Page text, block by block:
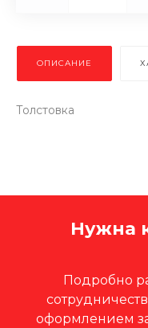
ОПИСАНИЕ
Толстовка
Нужна
Подробно
оформлением